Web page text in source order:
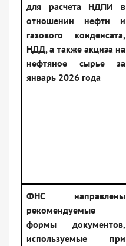
для расчета НДПИ в
отношении нефти и
газового конденсата,
НДД, а также акциза на
нефтяное сырье за
январь 2026 года
ФНС направлены
рекомендуемые
формы документов,
используемые при